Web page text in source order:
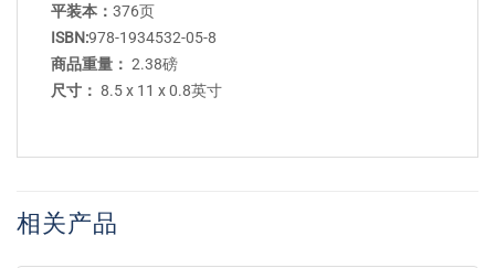
平装本： 376页
ISBN:978-1934532-05-8
商品重量： 2.38磅
尺寸： 8.5 x 11 x 0.8英寸
相关产品